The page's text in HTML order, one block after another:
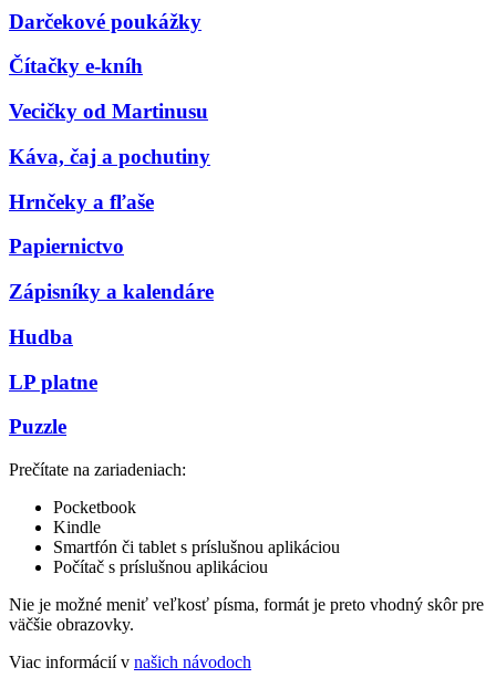
Darčekové poukážky
Čítačky e-kníh
Vecičky od Martinusu
Káva, čaj a pochutiny
Hrnčeky a fľaše
Papiernictvo
Zápisníky a kalendáre
Hudba
LP platne
Puzzle
Prečítate na zariadeniach:
Pocketbook
Kindle
Smartfón či tablet s príslušnou aplikáciou
Počítač s príslušnou aplikáciou
Nie je možné meniť veľkosť písma, formát je preto vhodný skôr pre
väčšie obrazovky.
Viac informácií v našich návodoch